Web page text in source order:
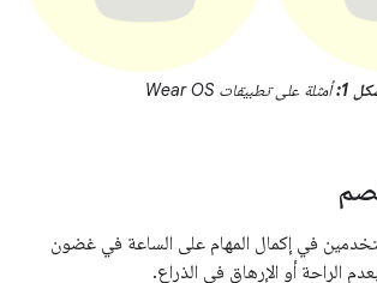
1: أمثلة على تطبيقات Wear OS
في إكمال المهام على الساعة في غضون
الراحة أو الإرهاق في الذراع.